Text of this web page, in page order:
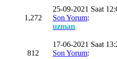
1,272
25-09-2021 Saat
Son Yorum:
uzman
812
17-06-2021 Saat
Son Yorum: